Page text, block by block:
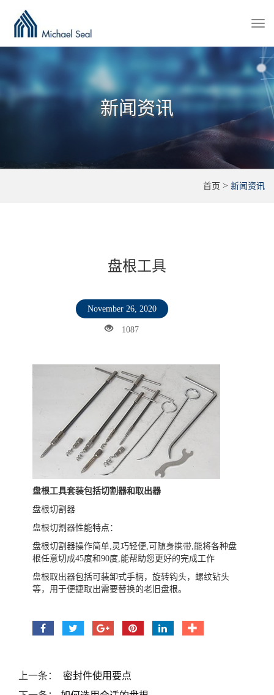
新闻资讯
首页 > 新闻资讯
盘根工具
November 26, 2020
1087
盘根工具套装包括切割器和取出器
盘根切割器
盘根切割器性能特点：
盘根切割器操作简单,灵巧轻便,可随身携带,能将各种盘
根任意切成45度和90度,能帮助您更好的完成工作
盘根取出器包括可装卸式手柄，旋转钩头，螺纹钻头
等，用于便捷取出需要替换的老旧盘根。
上一条：
密封件使用要点